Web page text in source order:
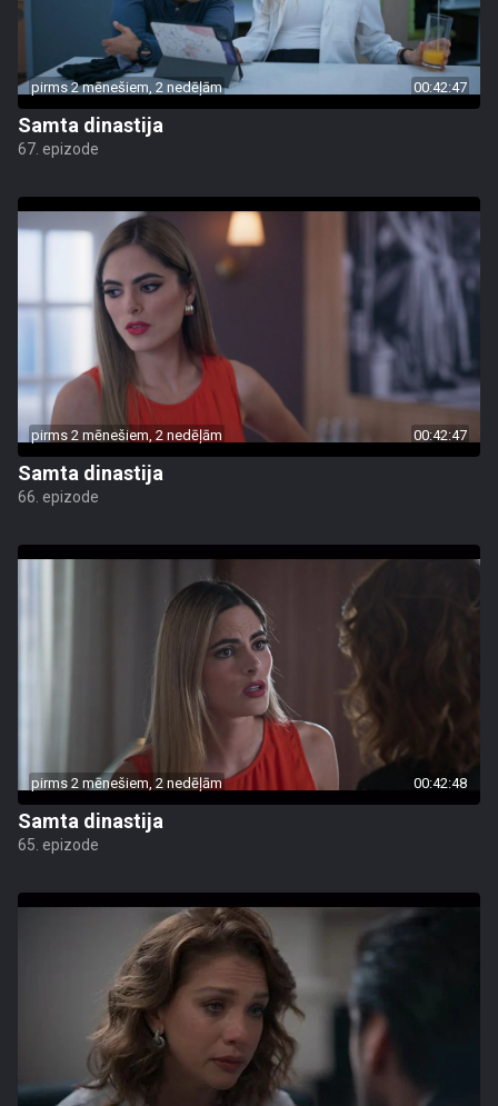
pirms 2 mēnešiem, 2 nedēļām 00:42:47
Samta dinastija
67. epizode
pirms 2 mēnešiem, 2 nedēļām 00:42:47
Samta dinastija
66. epizode
pirms 2 mēnešiem, 2 nedēļām 00:42:48
Samta dinastija
65. epizode